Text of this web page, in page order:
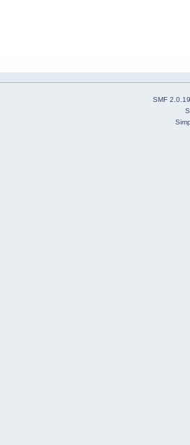
SMF 2.0.19